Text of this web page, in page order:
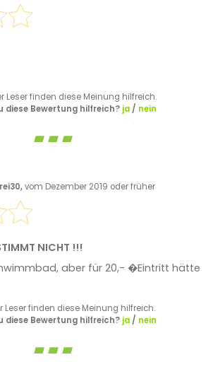
Leser finden diese Meinung hilfreich.
diese Bewertung hilfreich? ja/ nein
vom Dezember 2019 oder früher
NICHT !!!
aber für 20,- �Eintritt hätte
Leser finden diese Meinung hilfreich.
diese Bewertung hilfreich? ja/ nein